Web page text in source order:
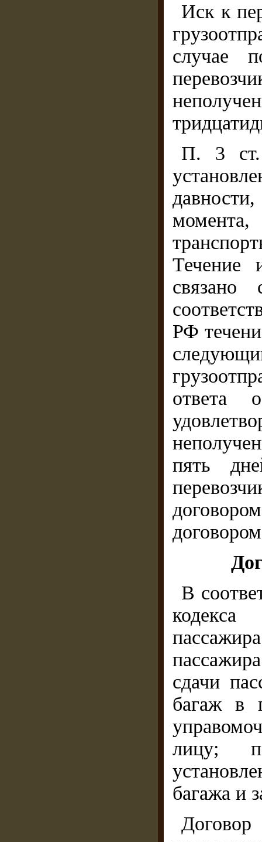
Иск к
случае
П. 3 ст.
момента,
Течение
РФ
ответа
пять
В
сдачи
багаж в
лицу;
багажа и